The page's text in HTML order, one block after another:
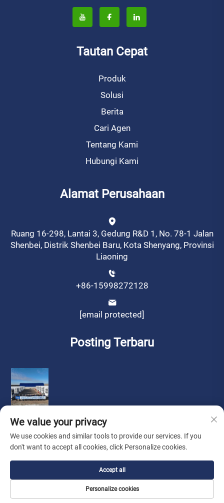
Tautan Cepat
Produk
Solusi
Berita
Cari Agen
Tentang Kami
Hubungi Kami
Alamat Perusahaan
Ruang 16-298, Lantai 3, Gedung R&D 1, No. 78-1 Jalan
Shenbei, Distrik Shenbei Baru, Kota Shenyang, Provinsi
Liaoning
+86-15998272128
[email protected]
Posting Terbaru
Hak Cipta © oleh Liaoning Sinotech Group Co., Ltd.
Privasi
Tentang Kami Hubungi Kami
We value your privacy
We use cookies and similar tools to provide our services. If you
don't want to accept all cookies, click Personalize cookies.
Personalize cookies
Accept all